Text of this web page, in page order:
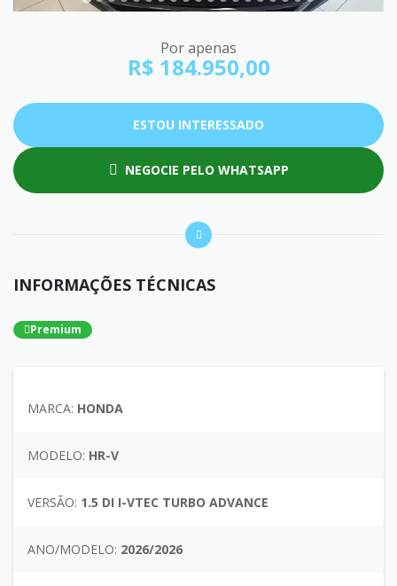
Por apenas
R$ 184.950,00
ESTOU INTERESSADO
NEGOCIE PELO WHATSAPP
INFORMAÇÕES TÉCNICAS
Premium
MARCA: HONDA
MODELO: HR-V
VERSÃO: 1.5 DI I-VTEC TURBO ADVANCE
ANO/MODELO: 2026/2026